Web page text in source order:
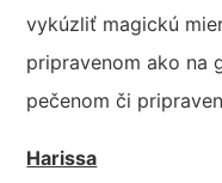
vykúzliť magickú
pripravenom ako na
pečenom či
Harissa